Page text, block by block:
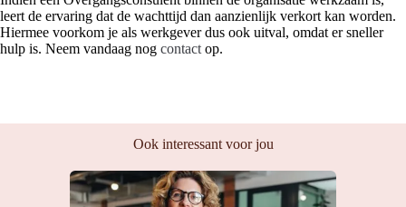
leert de ervaring dat de wachttijd dan aanzienlijk verkort kan worden.
Hiermee voorkom je als werkgever dus ook uitval, omdat er sneller
hulp is. Neem vandaag nog contact op.
Ook interessant voor jou